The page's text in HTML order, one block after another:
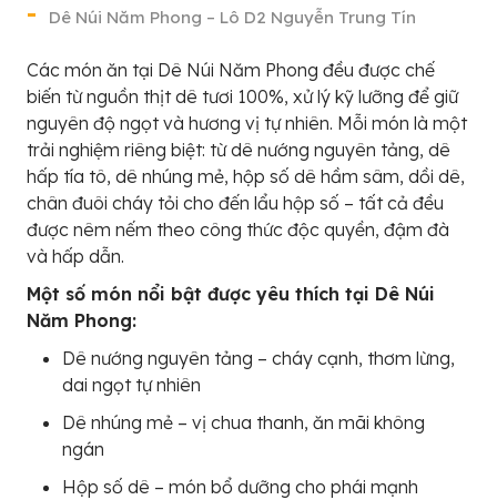
Dê Núi Năm Phong – Lô D2 Nguyễn Trung Tín
Các món ăn tại Dê Núi Năm Phong đều được chế
biến từ nguồn thịt dê tươi 100%, xử lý kỹ lưỡng để giữ
nguyên độ ngọt và hương vị tự nhiên. Mỗi món là một
trải nghiệm riêng biệt: từ dê nướng nguyên tảng, dê
hấp tía tô, dê nhúng mẻ, hộp số dê hầm sâm, dồi dê,
chân đuôi cháy tỏi cho đến lẩu hộp số – tất cả đều
được nêm nếm theo công thức độc quyền, đậm đà
và hấp dẫn.
Một số món nổi bật được yêu thích tại Dê Núi
Năm Phong:
Dê nướng nguyên tảng – cháy cạnh, thơm lừng,
dai ngọt tự nhiên
Dê nhúng mẻ – vị chua thanh, ăn mãi không
ngán
Hộp số dê – món bổ dưỡng cho phái mạnh